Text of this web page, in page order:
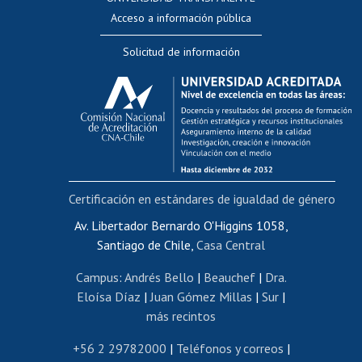
Evaluación docente
Calificación académica
Postulación al AUCAI
Funcionarias/os
Cursos internos de capacitación
Bienestar del personal
Portal de movilidad interna
Certificado de renta
Certificado de renta honorarios
Editar páginas blancas
Extranjeras/os
Revalidación y reconocimiento de títulos
Acceso a información pública
Solicitud de información
Av. Libertador Bernardo O'Higgins 1058,
Santiago de Chile, Casa Central
Campus: Andrés Bello | Beauchef| Dra.
Eloísa Díaz | Juan Gómez Millas | Sur |
más recintos
+56 2 29782000 | Teléfonos y correos |
Certificación en estándares de igualdad de género